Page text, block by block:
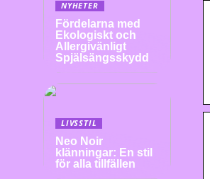
NYHETER
Fördelarna med
Ekologiskt och
Allergivänligt
Spjälsängsskydd
LIVSSTIL
Neo Noir
klänningar: En stil
för alla tillfällen